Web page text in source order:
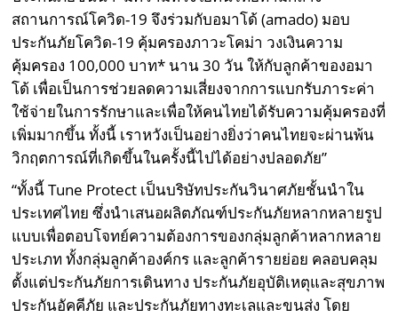
สถานการณ์โควิด-19 จึงร่วมกับอมาโด้ (amado) มอบ
ประกันภัยโควิด-19 คุ้มครองภาวะโคม่า วงเงินความ
คุ้มครอง 100,000 บาท* นาน 30 วัน ให้กับลูกค้าของอมา
โด้ เพื่อเป็นการช่วยลดความเสี่ยงจากการแบกรับภาระค่า
ใช้จ่ายในการรักษาและเพื่อให้คนไทยได้รับความคุ้มครองที่
เพิ่มมากขึ้น ทั้งนี้ เราหวังเป็นอย่างยิ่งว่าคนไทยจะผ่านพ้น
วิกฤตการณ์ที่เกิดขึ้นในครั้งนี้ไปได้อย่างปลอดภัย”
“ทั้งนี้ Tune Protect เป็นบริษัทประกันวินาศภัยชั้นนำใน
ประเทศไทย ซึ่งนำเสนอผลิตภัณฑ์ประกันภัยหลากหลายรูป
แบบเพื่อตอบโจทย์ความต้องการของกลุ่มลูกค้าหลากหลาย
ประเภท ทั้งกลุ่มลูกค้าองค์กร และลูกค้ารายย่อย คลอบคลุม
ตั้งแต่ประกันภัยการเดินทาง ประกันภัยอุบัติเหตุและสุขภาพ
ประกันอัคคีภัย และประกันภัยทางทะเลและขนส่ง โดย